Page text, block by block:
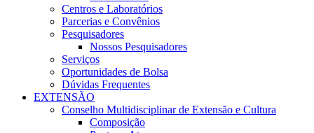
Centros e Laboratórios
Parcerias e Convênios
Pesquisadores
Nossos Pesquisadores
Serviços
Oportunidades de Bolsa
Dúvidas Frequentes
EXTENSÃO
Conselho Multidisciplinar de Extensão e Cultura
Composição